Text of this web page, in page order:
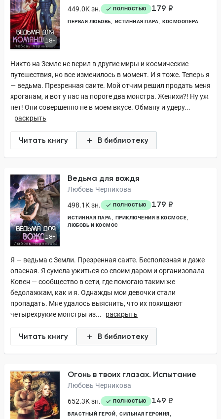
18+
449.0K зн.
ПОЛНОСТЬЮ 179 ₽
ПЕРВАЯ ЛЮБОВЬ ИСТИННАЯ ПАРА КОСМООПЕРА
Никто на Земле не верил в другие миры и космические
путешествия, но все изменилось в момент. И я тоже. Теперь я
— ведьма. Презренная саите. Мой отчим решил продать меня
хроганам, и вот у нас на пороге два монстра. Женихи?! Ну уж
нет! Они совершенно не в моем вкусе. Обману и удеру...
раскрыть
Читать книгу В библиотеку
18+
Ведьма для вождя
Любовь Черникова
498.1K зн.
ПОЛНОСТЬЮ 179 ₽
ИСТИННАЯ ПАРА
ПРИКЛЮЧЕНИЯ В КОСМОСЕ
ЛЮБОВЬ И КОСМОС
Я — ведьма с Земли. Презренная саите. Бесполезная и даже
опасная. Я сумела ужиться со своим даром и организовала
Ковен — сообщество в сети, где помогаю таким же
бедолажкам, как и я. Однажды мои девочки стали
пропадать. Мне удалось выяснить, что их похищают
четырехрукие монстры из...
раскрыть
Читать книгу В библиотеку
Огонь в твоих глазах. Испытание
Любовь Черникова
652.3K зн.
ПОЛНОСТЬЮ 149 ₽
ВЛАСТНЫЙ ГЕРОЙ
СИЛЬНАЯ ГЕРОИНЯ